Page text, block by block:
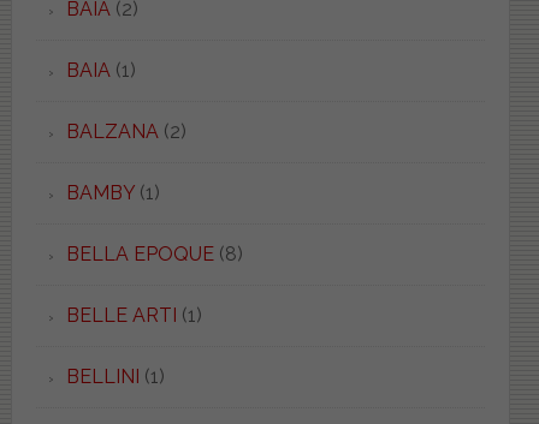
BAIA (2)
BAIA (1)
BALZANA (2)
BAMBY(1)
BELLA EPOQUE(8)
BELLE ARTI (1)
BELLINI (1)